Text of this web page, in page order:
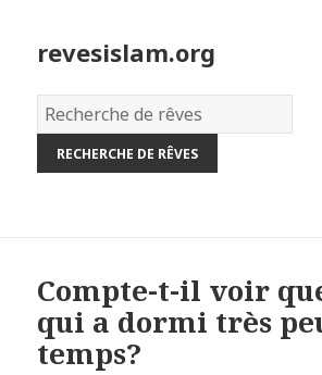
revesislam.org
Dictionnaire
des
rêves:
Compte-t-il voir
qui a dormi très
temps?